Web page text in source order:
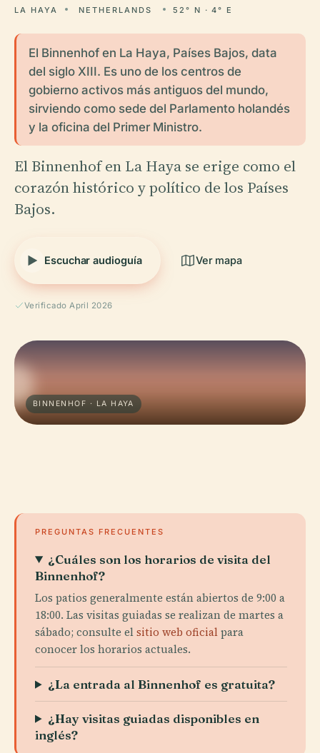
LA HAYA NETHERLANDS 52° N · 4° E
El Binnenhof en La Haya, Países Bajos, data
del siglo XIII. Es uno de los centros de
gobierno activos más antiguos del mundo,
sirviendo como sede del Parlamento holandés
y la oficina del Primer Ministro.
El Binnenhof en La Haya se erige como el
corazón histórico y político de los Países
Bajos.
Escuchar audioguía Ver mapa
Verificado April 2026
BINNENHOF · LA HAYA
PREGUNTAS FRECUENTES
¿Cuáles son los horarios de visita del
Binnenhof?
Los patios generalmente están abiertos de 9:00 a
18:00. Las visitas guiadas se realizan de martes a
sábado; consulte elsitio web oficialpara
conocer los horarios actuales.
¿La entrada al Binnenhof es gratuita?
¿Hay visitas guiadas disponibles en
inglés?